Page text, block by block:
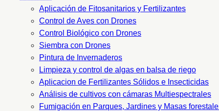
Aplicación de Fitosanitarios y Fertilizantes
Control de Aves con Drones
Control Biológico con Drones
Siembra con Drones
Pintura de Invernaderos
Limpieza y control de algas en balsa de riego
Aplicacion de Fertilizantes Sólidos e Insecticidas
Análisis de cultivos con cámaras Multiespectrales
Fumigación en Parques, Jardines y Masas